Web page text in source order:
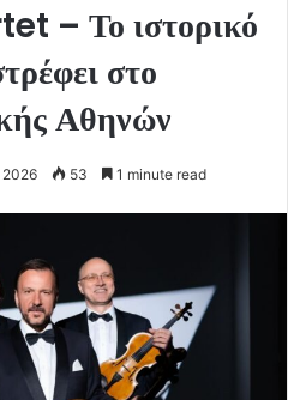
– Το ιστορικό
στο
Αθηνών
2026 53 1 minute read